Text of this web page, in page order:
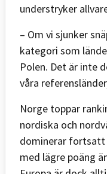
understryker
– Om vi sjunker
kategori som
Polen. Det är inte
våra
Norge toppar
nordiska och
dominerar fortsatt
med lägre poäng